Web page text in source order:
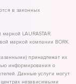
в законных
LAURASTAR.
маркой компании BORK.
принадлежат их
информирования о
Данные услуги могут
независимыми